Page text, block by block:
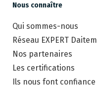
Nous connaître
Qui sommes-nous
Réseau EXPERT Daitem
Nos partenaires
Les certifications
Ils nous font confiance